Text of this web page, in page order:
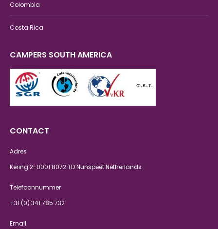
Colombia
Costa Rica
CAMPERS SOUTH AMERICA
CONTACT
Adres
Kering 2-0001 8072 TD Nunspeet Netherlands
Telefoonnummer
+31 (0) 341 785 732
Email